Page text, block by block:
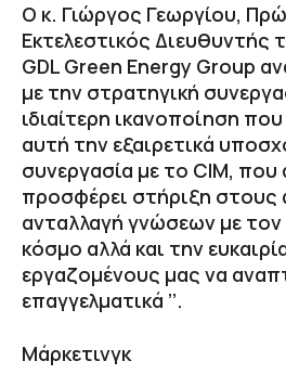
Ο κ. Γιώργος Γεωργίου,
Εκτελεστικός Διευθυντής
GDL Green Energy Group
με την στρατηγική
ιδιαίτερη ικανοποίηση
αυτή την εξαιρετικά
συνεργασία με το CIM, που
προσφέρει στήριξη στους
ανταλλαγή γνώσεων με τον
κόσμο αλλά και την
εργαζομένους μας να
επαγγελματικά ’’.
Μάρκετινγκ